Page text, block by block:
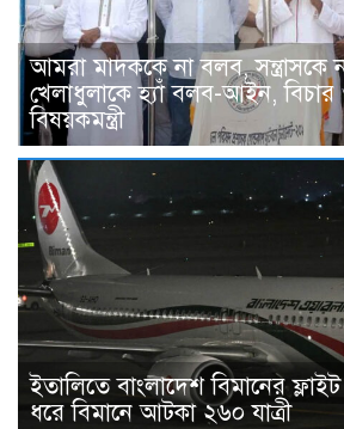
আমরা মাদককে না বলব, সন্ত্রাসকে
খেলাধুলাকে হ্যাঁ বলব-আইন,
বিষয়কমন্ত্রী
ইতালিতে বাংলাদেশ বিমানের
ধরে বিমানে আটকা ২৬০ যাত্রী